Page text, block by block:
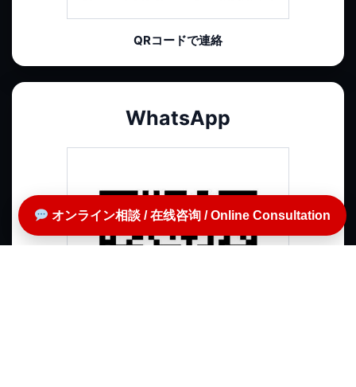
オンライン相談 / 在线咨询 / Online Consultation
QRコードで連絡
WhatsApp